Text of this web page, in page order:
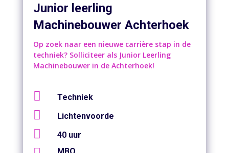
Junior leerling
Machinebouwer Achterhoek
Op zoek naar een nieuwe carrière stap in de
techniek? Solliciteer als Junior Leerling
Machinebouwer in de Achterhoek!
 Techniek
 Lichtenvoorde
 40 uur
MBO